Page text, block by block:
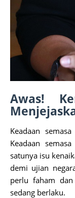
Awas!
Keadaan
Keadaan
satunya isu
demi ujian
perlu faham
sedang berlaku.